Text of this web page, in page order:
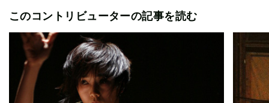
このコントリビューターの記事を読む